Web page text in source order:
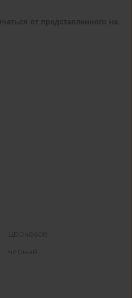
от представленного на
ЦБ048608
черный